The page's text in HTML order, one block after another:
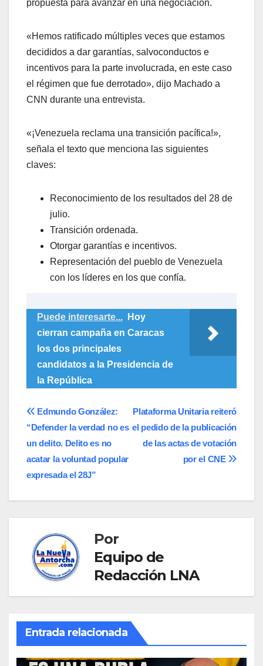
propuesta para avanzar en una negociación.
«Hemos ratificado múltiples veces que estamos
decididos a dar garantías, salvoconductos e
incentivos para la parte involucrada, en este caso
el régimen que fue derrotado», dijo Machado a
CNN durante una entrevista.
«¡Venezuela reclama una transición pacífica!»,
señala el texto que menciona las siguientes
claves:
Reconocimiento de los resultados del 28 de
julio.
Transición ordenada.
Otorgar garantías e incentivos.
Representación del pueblo de Venezuela
con los líderes en los que confía.
Puede interesarte...
Hoy
cierran campaña en Caracas
los dos principales
candidatos a la Presidencia de
la República
Navegación
de
entradas
Plataforma Unitaria reiteró
el pedido de la publicación
de las actas de votación
por el CNE
Edmundo González:
“Defender la verdad no es
un delito. Delito es no
acatar la voluntad popular
expresada el 28J”
Por
Equipo de
Redacción LNA
Entrada relacionada